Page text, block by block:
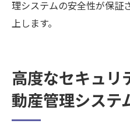
理システムの安全性が保証
上します。
高度なセキュリ
動産管理システ